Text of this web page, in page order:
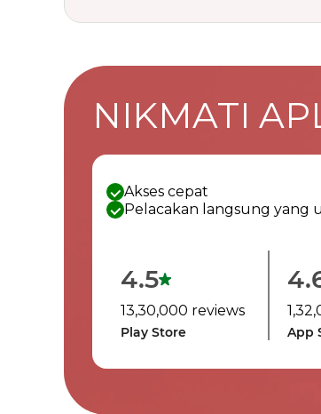
NIKMATI
Akses cepat
Pelacakan langsung yang
4.5
13,30,000 reviews
Play Store App